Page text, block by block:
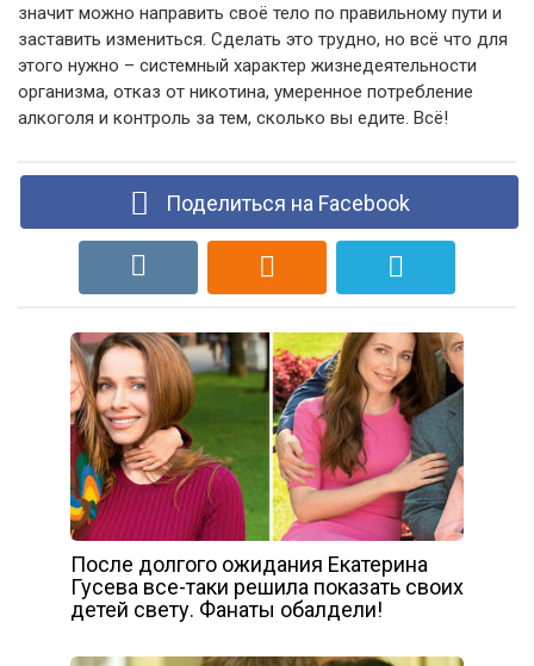
значит можно направить своё тело по правильному пути и
заставить измениться. Сделать это трудно, но всё что для
этого нужно – системный характер жизнедеятельности
организма, отказ от никотина, умеренное потребление
алкоголя и контроль за тем, сколько вы едите. Всё!
Поделиться на Facebook
После долгого ожидания Екатерина
Гусева все-таки решила показать своих
детей свету. Фанаты обалдели!